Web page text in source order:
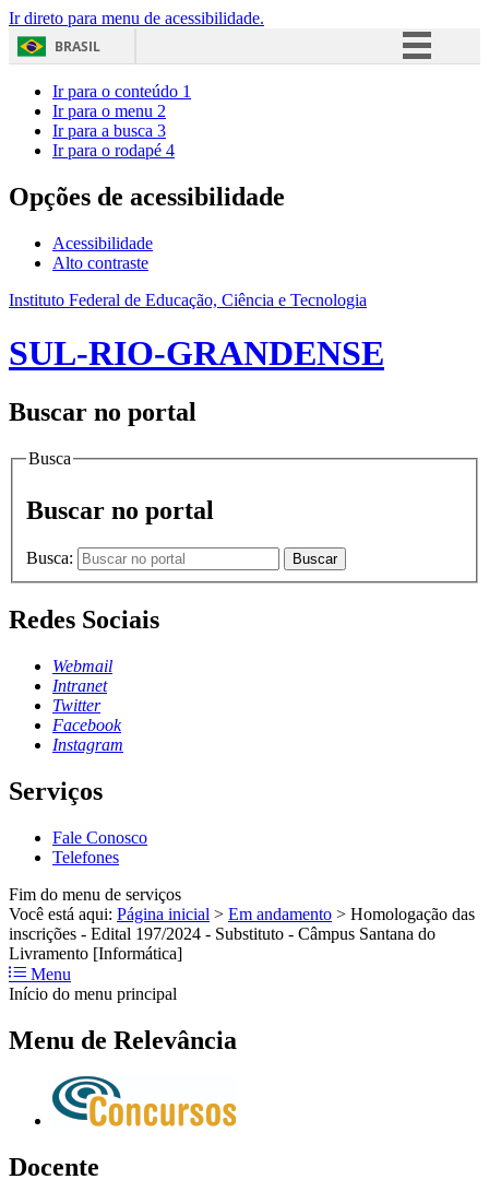
Ir direto para menu de acessibilidade.
BRASIL
Acesso à informação
Ir para o conteúdo 1
Ir para o menu 2
Ir para a busca 3
Ir para o rodapé 4
Opções de acessibilidade
Acessibilidade
Alto contraste
Instituto Federal de Educação, Ciência e Tecnologia
SUL-RIO-GRANDENSE
Buscar no portal
Busca
Buscar no portal
Busca: Buscar
Redes Sociais
Webmail
Intranet
Twitter
Facebook
Instagram
Serviços
Fale Conosco
Telefones
Fim do menu de serviços
Você está aqui: Página inicial > Em andamento > Homologação das
inscrições - Edital 197/2024 - Substituto - Câmpus Santana do
Livramento [Informática]
Menu
Início do menu principal
Menu de Relevância
Docente